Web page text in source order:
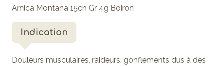
Arnica Montana 15ch Gr 4g Boiron
Indication
Douleurs musculaires, raideurs, gonflements dus à des